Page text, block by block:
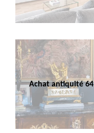
Achat antiquité 64